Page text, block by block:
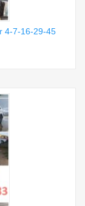
4-7-16-29-45